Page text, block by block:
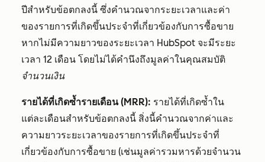
ปีสำหรับข้อตกลงนี้ ซึ่งคำนวณจากระยะเวลาและค่า
ของรายการที่เกิดขึ้นประจำที่เกี่ยวข้องกับการซื้อขาย
หากไม่มีความยาวของระยะเวลา HubSpot จะมีระยะ
เวลา 12 เดือน โดยไม่ได้คำนึงถึงมูลค่าในคุณสมบัติ
จำนวนเงิน
รายได้ที่เกิดซ้ำรายเดือน (MRR): รายได้ที่เกิดซ้ำใน
แต่ละเดือนสำหรับข้อตกลงนี้ สิ่งนี้คำนวณจากค่าและ
ความยาวระยะเวลาของรายการที่เกิดขึ้นประจำที่
เกี่ยวข้องกับการซื้อขาย (เช่นมูลค่ารวมหารด้วยจำนวน